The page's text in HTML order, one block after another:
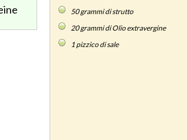
50grammi di strutto
20grammi di Olio extravergine
1pizzico di sale